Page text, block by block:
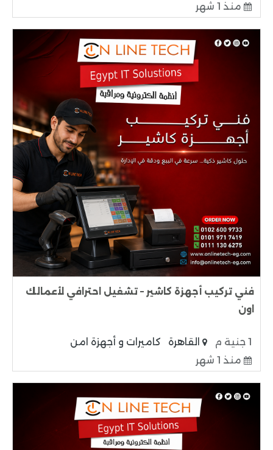
منذ 1 شهر
فني تركيب أجهزة كاشير – تشغيل احترافي لأعمالك
اون
1 جنية م القاهرة
كاميرات و أجهزة امن
منذ 1 شهر